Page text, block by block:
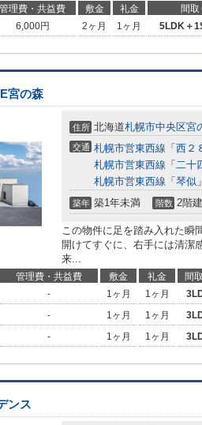
管理費・共益費 敷金 礼金 間取
6,000円 2ヶ月 1ヶ月 5LDK＋
宮の森
住所 北海道札幌市中央区宮
交通 札幌市営東西線 「 西２
札幌市営東西線 「 二十
札幌市営東西線 「 琴似
築年 築1年未満 階数 2階建
この物件に足を踏み入れた瞬
開けてすぐに、右手には清潔
来...
管理費・共益費 敷金 礼金 間
- 1ヶ月 1ヶ月
- 1ヶ月 1ヶ月
- 1ヶ月 1ヶ月
ンス